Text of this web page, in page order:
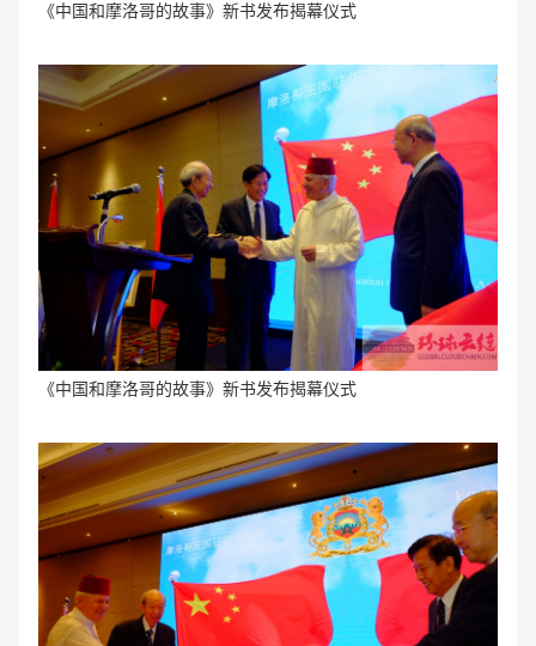
《中国和摩洛哥的故事》新书发布揭幕仪式
《中国和摩洛哥的故事》新书发布揭幕仪式